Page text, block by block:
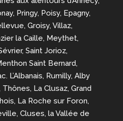
Pringy, Poisy, Epagny,
Groisy, Villaz,
la Caille, Meythet,
Saint Jorioz,
Saint Bernard,
L’Albanais, Rumilly, Alby
La Clusaz, Grand
La Roche sur Foron,
Cluses, la Vallée de